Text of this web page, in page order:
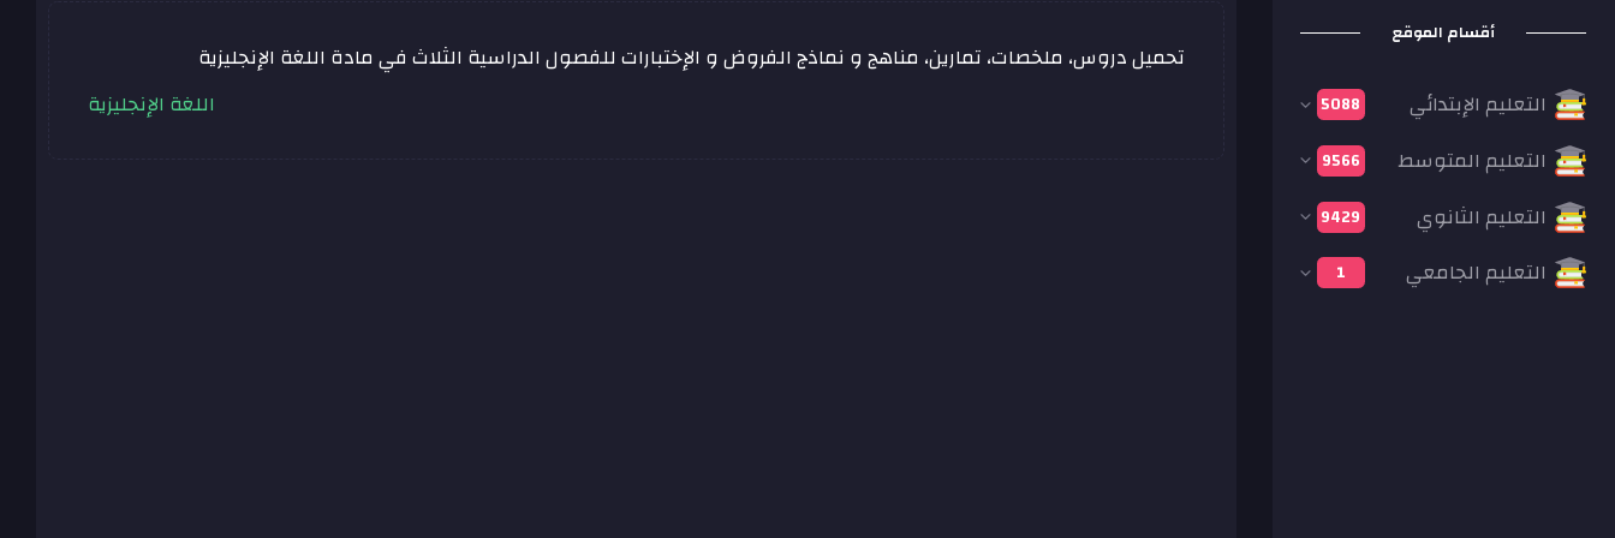
أقسام الموقع
التعليم الإبتدائي 5088
التعليم المتوسط 9566
التعليم الثانوي 9429
التعليم الجامعي 1
تحميل دروس، ملخصات، تمارين، مناهج و نماذج الفروض و الإختبارات للفصول الدراسية الثلاث في مادة اللغة الإنجليزية
اللغة الإنجليزية